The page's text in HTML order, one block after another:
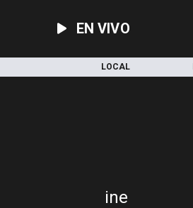
EN VIVO
LOCAL
ine